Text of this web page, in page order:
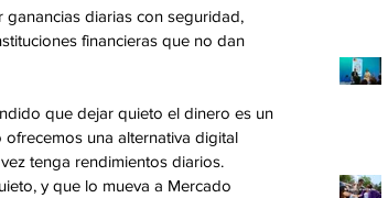
diarias con seguridad,
financieras que no dan
que dejar quieto el dinero es un
una alternativa digital
tenga rendimientos diarios.
y que lo mueva a Mercado